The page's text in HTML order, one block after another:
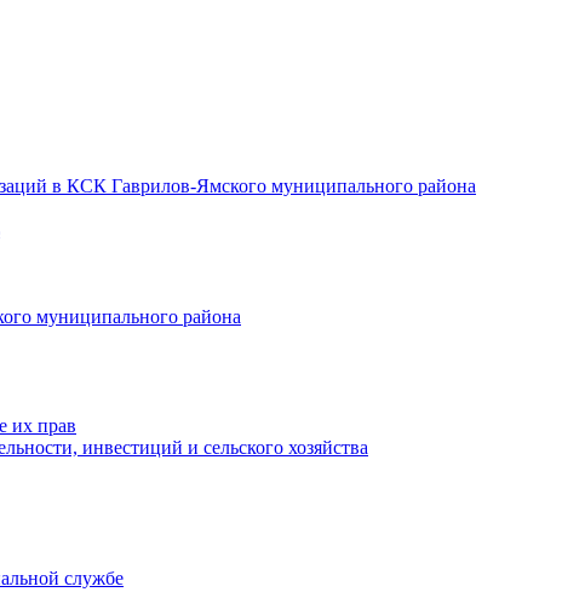
в КСК Гаврилов-Ямского муниципального района
муниципального района
их прав
инвестиций и сельского хозяйства
службе